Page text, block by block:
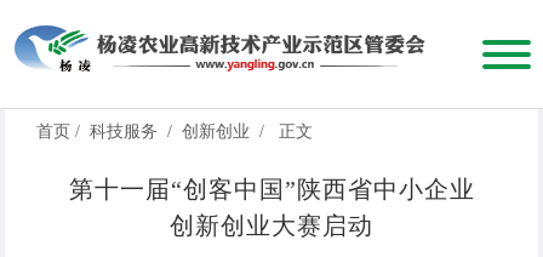
首页 / 科技服务 / 创新创业 / 正文
第十一届“创客中国”陕西省中小企业
创新创业大赛启动